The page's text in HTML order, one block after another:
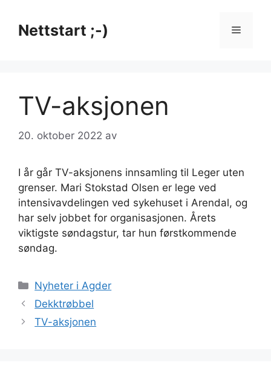
innholdNettstart ;-) Meny
TV-aksjonen
20. oktober 2022 av
I år går TV-aksjonens innsamling til Leger uten
grenser. Mari Stokstad Olsen er lege ved
intensivavdelingen ved sykehuset i Arendal, og
har selv jobbet for organisasjonen. Årets
viktigste søndagstur, tar hun førstkommende
søndag.
Kategorier
Nyheter i Agder
Dekktrøbbel
TV-aksjonen